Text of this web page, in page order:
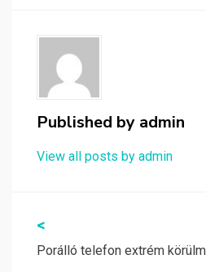
Published by admin
View all posts by admin
Bejegyzés
navigáció
<
Porálló telefon extrém